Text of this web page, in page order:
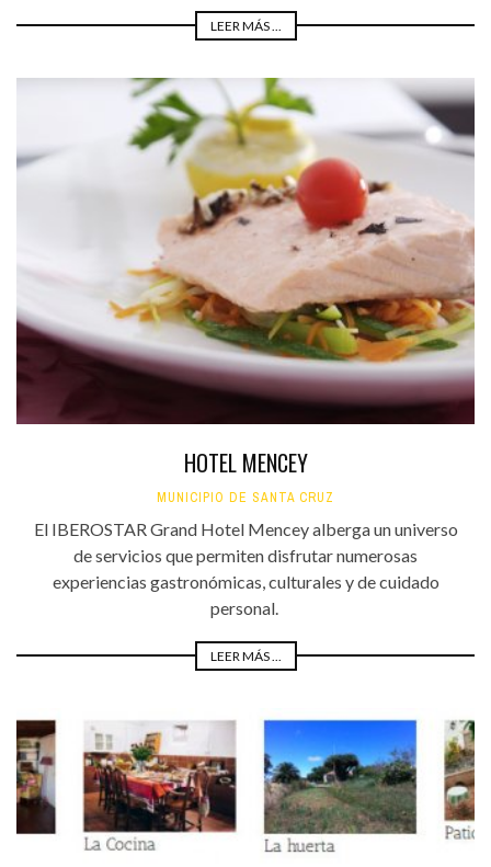
LEER MÁS ...
HOTEL MENCEY
MUNICIPIO DE SANTA CRUZ
El IBEROSTAR Grand Hotel Mencey alberga un universo
de servicios que permiten disfrutar numerosas
experiencias gastronómicas, culturales y de cuidado
personal.
LEER MÁS ...